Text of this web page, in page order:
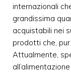
internazionali
grandissima
acquistabili nei
prodotti che,
Attualmente,